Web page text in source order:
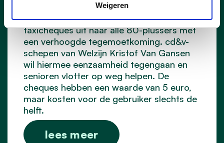
Weigeren
Goed nieuws voor onze oudere inwoners!
Sint-Niklaas breidt het systeem van de
taxicheques uit naar alle 80-plussers met
een verhoogde tegemoetkoming. cd&v-
schepen van Welzijn Kristof Van Gansen
wil hiermee eenzaamheid tegengaan en
senioren vlotter op weg helpen. De
cheques hebben een waarde van 5 euro,
maar kosten voor de gebruiker slechts de
helft.
lees meer